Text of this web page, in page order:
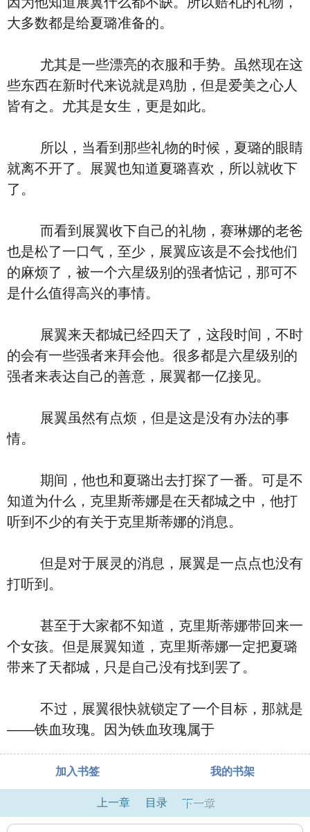
大多数都是给夏璐准备的。
尤其是一些漂亮的衣服和手势。虽然现在这
些东西在新时代来说就是鸡肋，但是爱美之心人
皆有之。尤其是女生，更是如此。
所以，当看到那些礼物的时候，夏璐的眼睛
就离不开了。展翼也知道夏璐喜欢，所以就收下
了。
而看到展翼收下自己的礼物，赛琳娜的老爸
也是松了一口气，至少，展翼应该是不会找他们
的麻烦了，被一个六星级别的强者惦记，那可不
是什么值得高兴的事情。
展翼来天都城已经四天了，这段时间，不时
的会有一些强者来拜会他。很多都是六星级别的
强者来表达自己的善意，展翼都一亿接见。
展翼虽然有点烦，但是这是没有办法的事
情。
期间，他也和夏璐出去打探了一番。可是不
知道为什么，克里斯蒂娜是在天都城之中，他打
听到不少的有关于克里斯蒂娜的消息。
但是对于展灵的消息，展翼是一点点也没有
打听到。
甚至于大家都不知道，克里斯蒂娜带回来一
个女孩。但是展翼知道，克里斯蒂娜一定把夏璐
带来了天都城，只是自己没有找到罢了。
不过，展翼很快就锁定了一个目标，那就是
——铁血玫瑰。因为铁血玫瑰属于
加入书签 我的书架
上一章 目录 下一章